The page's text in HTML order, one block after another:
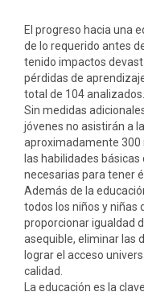
El progreso hacia una
de lo requerido antes
tenido impactos
pérdidas de
total de 104 analizados.
Sin medidas
jóvenes no asistirán a
aproximadamente 300
las habilidades
necesarias para tener
Además de la
todos los niños y niñas
proporcionar igualdad
asequible, eliminar las
lograr el acceso
calidad.
La educación es la